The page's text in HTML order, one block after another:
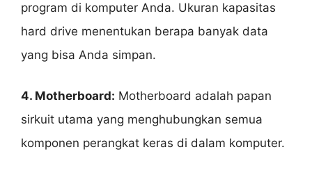
program di komputer Anda. Ukuran kapasitas
hard drive menentukan berapa banyak data
yang bisa Anda simpan.
4. Motherboard: Motherboard adalah papan
sirkuit utama yang menghubungkan semua
komponen perangkat keras di dalam komputer.